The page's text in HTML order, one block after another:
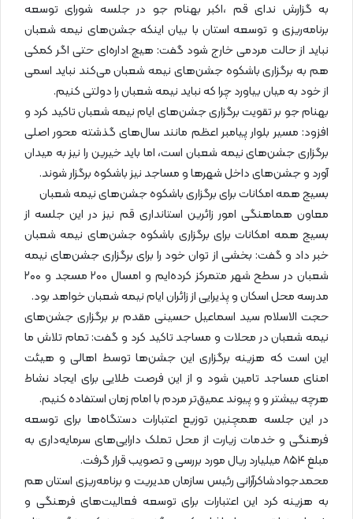
به گزارش ندای قم ،اکبر بهنام جو در جلسه شورای توسعه
برنامه‌ریزی و توسعه استان با بیان اینکه جشن‌های نیمه شعبان
نباید از حالت مردمی خارج شود گفت: هیچ اداره‌ای حتی اگر کمکی
هم به برگزاری باشکوه جشن‌های نیمه شعبان می‌کند نباید اسمی
از خود به میان بیاورد چرا که نباید نیمه شعبان را دولتی کنیم.
بهنام جو بر تقویت برگزاری جشن‌های ایام نیمه شعبان تاکید کرد و
افزود: مسیر بلوار پیامبر اعظم مانند سال‌های گذشته محور اصلی
برگزاری جشن‌های نیمه شعبان است، اما باید خیرین را نیز به میدان
آورد و جشن‌های داخل شهر‌ها و مساجد نیز باشکوه برگزار شوند.
بسیج همه امکانات برای برگزاری باشکوه جشن‌های نیمه شعبان
معاون هماهنگی امور زائرین استانداری قم نیز در این جلسه از
بسیج همه امکانات برای برگزاری باشکوه جشن‌های نیمه شعبان
خبر داد و گفت: بخشی از توان خود را برای برگزاری جشن‌های نیمه
شعبان در سطح شهر متمرکز کرده‌ایم و امسال ۲۰۰ مسجد و ۲۰۰
مدرسه محل اسکان و پذیرایی از زائران ایام نیمه شعبان خواهد بود.
حجت الاسلام سید اسماعیل حسینی مقدم بر برگزاری جشن‌های
نیمه شعبان در محلات و مساجد تاکید کرد و گفت: تمام تلاش ما
این است که هزینه برگزاری این جشن‌ها توسط اهالی و هیئت
امنای مساجد تامین شود و از این فرصت طلایی برای ایجاد نشاط
هرچه بیشتر و و پیوند عمیق‌تر مردم با امام زمان استفاده کنیم.
در این جلسه همچنین توزیع اعتبارات دستگاه‌ها برای توسعه
فرهنگی و خدمات زیارت از محل تملک دارایی‌های سرمایه‌داری به
مبلغ ۸۵۴ میلیارد ریال مورد بررسی و تصویب قرار گرفت.
محمدجوادشاکرآرانی رئیس سازمان مدیریت و برنامه‌ریزی استان هم
به هزینه کرد این اعتبارات برای توسعه فعالیت‌های فرهنگی و